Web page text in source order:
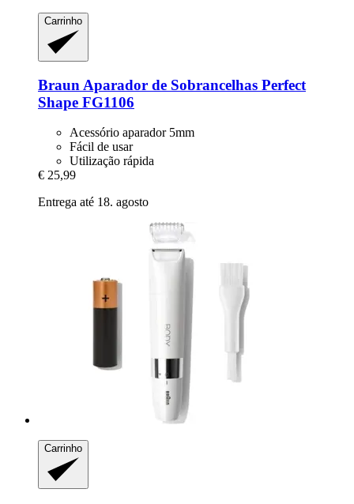
Carrinho
Braun Aparador de Sobrancelhas Perfect
Shape FG1106
Acessório aparador 5mm
Fácil de usar
Utilização rápida
€ 25,99
Entrega até 18. agosto
Carrinho